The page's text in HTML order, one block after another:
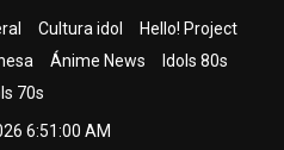
Cultura idol
Hello! Project
Ánime News
Idols 80s
70s
6:51:01 AM